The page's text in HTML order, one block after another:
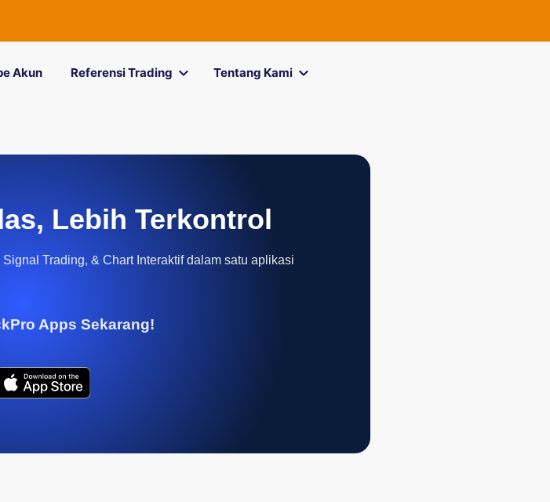
Akun Referensi Trading Tentang Kami
Lebih Terkontrol
Trading, & Chart Interaktif dalam satu aplikasi
Apps Sekarang!